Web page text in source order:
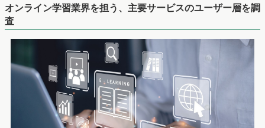
オンライン学習業界を担う、主要サービスのユーザー層を調
査